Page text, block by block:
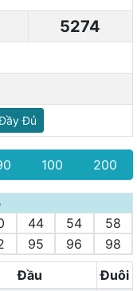
5274
Đủ
100 200
44 54
58
95 96
98
Đầu
Đuôi